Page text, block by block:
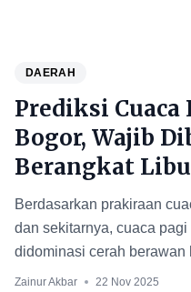
DAERAH
Prediksi
Bogor, Wajib
Berangkat
Berdasarkan prakiraan
dan sekitarnya, cuaca
didominasi cerah berawan
Zainur Akbar 22 Nov 2025